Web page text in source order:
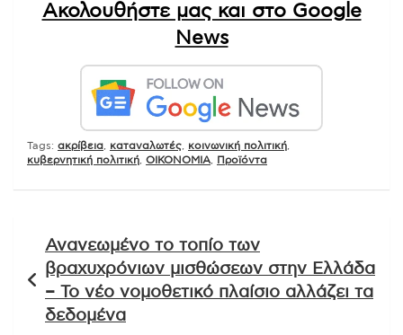
Ακολουθήστε μας και στο Google
News
Tags: ακρίβεια καταναλωτές κοινωνική πολιτική
κυβερνητική πολιτική ΟΙΚΟΝΟΜΙΑ Προϊόντα
άρθρων
Ανανεωμένο το τοπίο των
βραχυχρόνιων μισθώσεων στην Ελλάδα
– Το νέο νομοθετικό πλαίσιο αλλάζει τα
δεδομένα